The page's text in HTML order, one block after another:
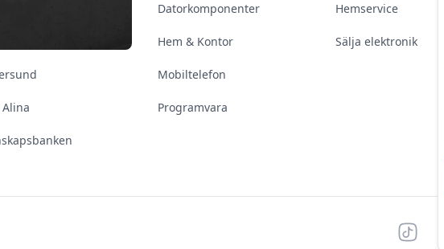
Alina
Datorkomponenter
Hem & Kontor
Mobiltelefon
Programvara
Hemservice
Sälja elektronik
Tiktok